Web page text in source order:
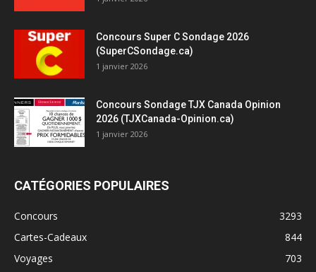
Concours Super C Sondage 2026
(SuperCSondage.ca)
1 janvier 2026
Concours Sondage TJX Canada Opinion
2026 (TJXCanada-Opinion.ca)
1 janvier 2026
CATÉGORIES POPULAIRES
Concours
3293
Cartes-Cadeaux
844
Voyages
703